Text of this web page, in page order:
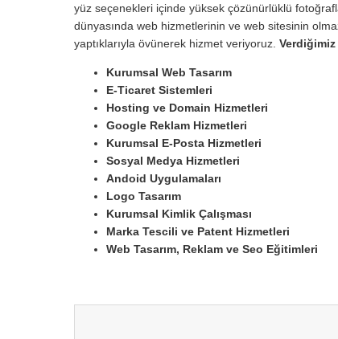
yüz seçenekleri içinde yüksek çözünürlüklü
dünyasında web hizmetlerinin ve web sitesinin
yaptıklarıyla övünerek hizmet veriyoruz. Verdiğimiz
Kurumsal Web Tasarım
E-Ticaret Sistemleri
Hosting ve Domain Hizmetleri
Google Reklam Hizmetleri
Kurumsal E-Posta Hizmetleri
Sosyal Medya Hizmetleri
Andoid Uygulamaları
Logo Tasarım
Kurumsal Kimlik Çalışması
Marka Tescili ve Patent Hizmetleri
Web Tasarım, Reklam ve Seo Eğitimleri